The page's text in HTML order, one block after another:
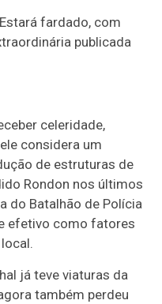
fardado, com
publicada
celeridade,
considera um
de estruturas de
Rondon nos últimos
do Batalhão de Polícia
efetivo como fatores
já teve viaturas da
também perdeu